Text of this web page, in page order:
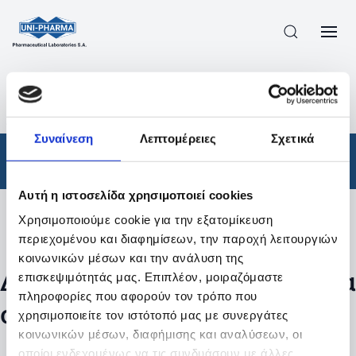
Συναίνεση Λεπτομέρειες Σχετικά
Αυτή η ιστοσελίδα χρησιμοποιεί cookies
Χρησιμοποιούμε cookie για την εξατομίκευση
περιεχομένου και διαφημίσεων, την παροχή λειτουργιών
κοινωνικών μέσων και την ανάλυση της
επισκεψιμότητάς μας. Επιπλέον, μοιραζόμαστε
πληροφορίες που αφορούν τον τρόπο που
χρησιμοποιείτε τον ιστότοπό μας με συνεργάτες
κοινωνικών μέσων, διαφήμισης και αναλύσεων, οι
οποίοι ενδεχομένως να τις συνδυάσουν με άλλες
ΠΡΟΪΟΝΤΑ ΣΥΝΤΑΓΟΓΡΑΦΟΎΜΕΝΑ
/
ΑΠΟΤΕΛΕΣΜΑΤΑ ΑΝΑΖΗΤΗΣΗΣ
Φάρμακα / Συνταγογραφούμενα
Φίλτρα
Δεν βρέθηκαν προϊόντα με τα
συγκεκριμένα φίλτρα